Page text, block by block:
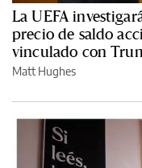
La UEFA
precio de saldo
vinculado con
Matt Hughes